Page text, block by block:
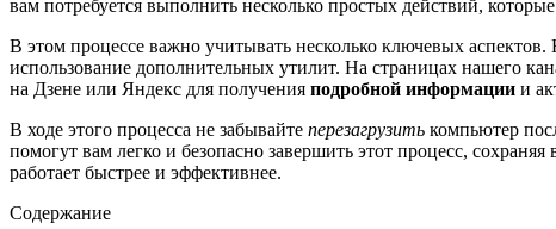
вам потребуется выполнить несколько простых действий,
В этом процессе важно учитывать несколько ключевых
использование дополнительных утилит. На страницах нашего
на Дзене или Яндекс для получения подробной информации и
В ходе этого процесса не забывайте перезагрузить компьютер
помогут вам легко и безопасно завершить этот процесс,
работает быстрее и эффективнее.
Содержание